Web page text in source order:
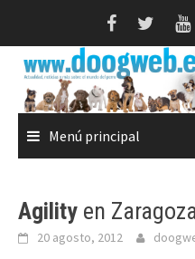
Menú principal
Agility en
20 agosto, 2012